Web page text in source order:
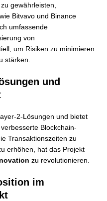
gewährleisten,
Bitvavo und Binance
umfassende
von
um Risiken zu minimieren
stärken.
und
2-Lösungen und bietet
Blockchain-
Transaktionszeiten zu
erhöhen, hat das Projekt
zu revolutionieren.
im